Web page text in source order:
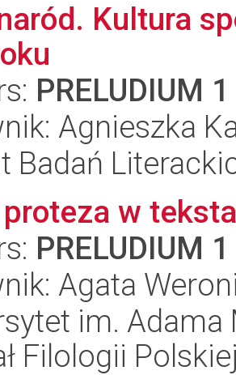
Kultura
PRELUDIUM 1
Agnieszka
Badań
proteza w
PRELUDIUM 1
Agata
im.
Filologii